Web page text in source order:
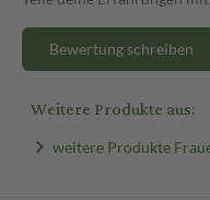
Bewertung schreiben
Weitere Produkte aus:
weitere Produkte